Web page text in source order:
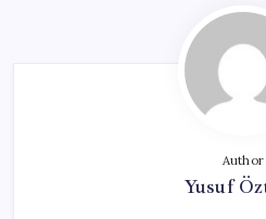
Author
Yusuf